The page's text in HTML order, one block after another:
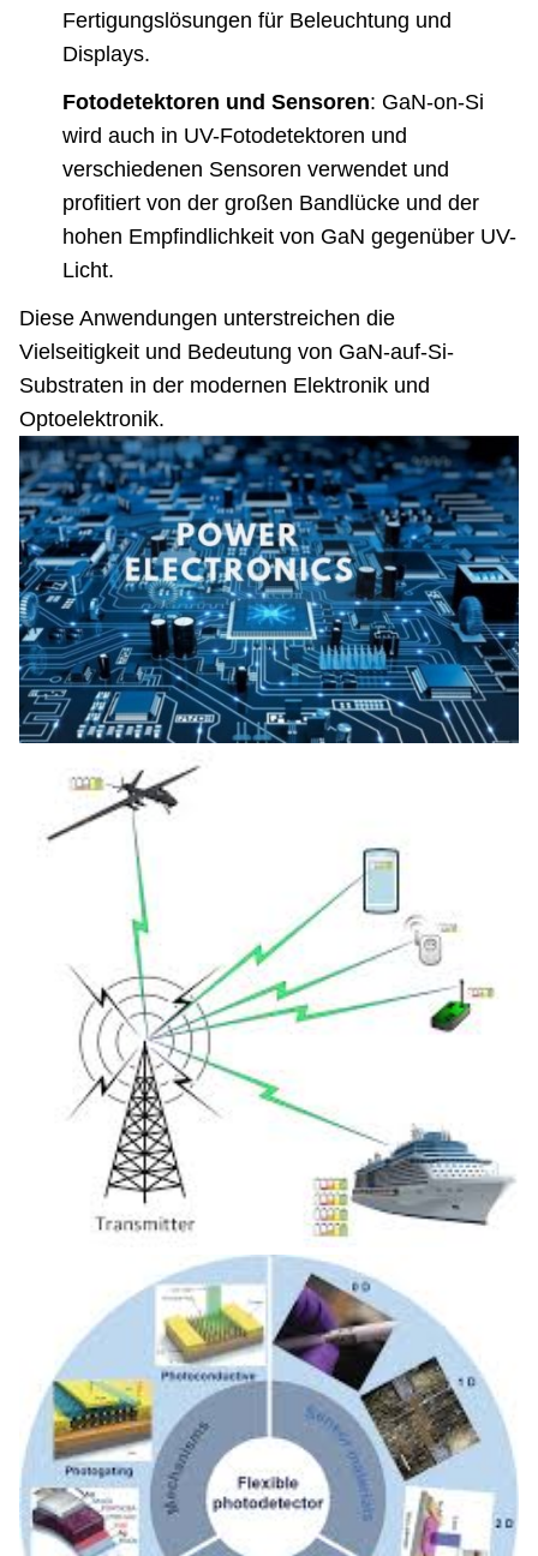
Fertigungslösungen für Beleuchtung und
Displays.
Fotodetektoren und Sensoren: GaN-on-Si
wird auch in UV-Fotodetektoren und
verschiedenen Sensoren verwendet und
profitiert von der großen Bandlücke und der
hohen Empfindlichkeit von GaN gegenüber UV-
Licht.
Diese Anwendungen unterstreichen die
Vielseitigkeit und Bedeutung von GaN-auf-Si-
Substraten in der modernen Elektronik und
Optoelektronik.